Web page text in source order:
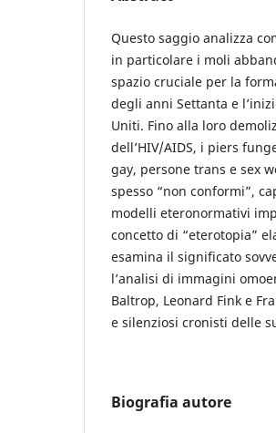
Questo saggio analizza
in particolare i moli
spazio cruciale per la
degli anni Settanta e
Uniti. Fino alla loro
dell’HIV/AIDS, i piers
gay, persone trans e sex
spesso “non conformi”,
modelli eteronormativi
concetto di “eterotopia”
esamina il significato
l’analisi di immagini
Baltrop, Leonard Fink e
e silenziosi cronisti delle
Biografia autore